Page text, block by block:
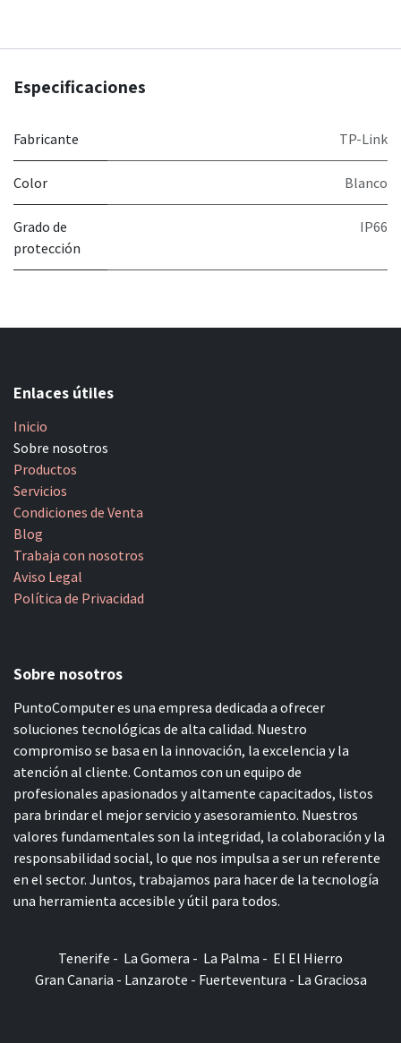
Especificaciones
Fabricante TP-Link
Color Blanco
Grado de
protección
IP66
Enlaces útiles
Inicio
Sobre nosotros
Productos
Servicios
Condiciones de Venta
Blog
Trabaja con nosotros
Aviso Legal
Política de Privacidad
Sobre nosotros
PuntoComputer es una empresa dedicada a ofrecer
soluciones tecnológicas de alta calidad. Nuestro
compromiso se basa en la innovación, la excelencia y la
atención al cliente. Contamos con un equipo de
profesionales apasionados y altamente capacitados, listos
para brindar el mejor servicio y asesoramiento. Nuestros
valores fundamentales son la integridad, la colaboración y la
responsabilidad social, lo que nos impulsa a ser un referente
en el sector. Juntos, trabajamos para hacer de la tecnología
una herramienta accesible y útil para todos.
Tenerife - La Gomera - La Palma - El El Hierro
Gran Canaria - Lanzarote - Fuerteventura - La Graciosa